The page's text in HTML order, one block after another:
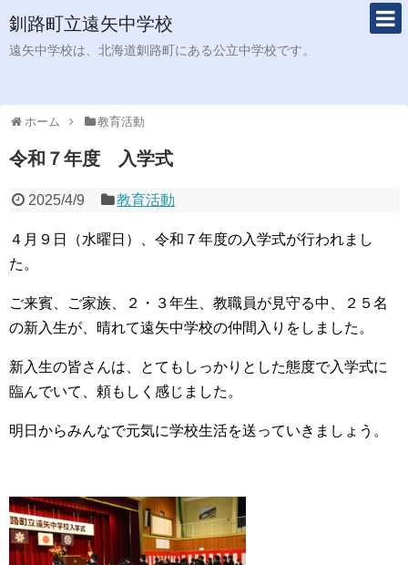
釧路町立遠矢中学校
遠矢中学校は、北海道釧路町にある公立中学校です。
ホーム 教育活動
令和７年度 入学式
2025/4/9 教育活動
４月９日（水曜日）、令和７年度の入学式が行われまし
た。
ご来賓、ご家族、２・３年生、教職員が見守る中、２５名
の新入生が、晴れて遠矢中学校の仲間入りをしました。
新入生の皆さんは、とてもしっかりとした態度で入学式に
臨んでいて、頼もしく感じました。
明日からみんなで元気に学校生活を送っていきましょう。